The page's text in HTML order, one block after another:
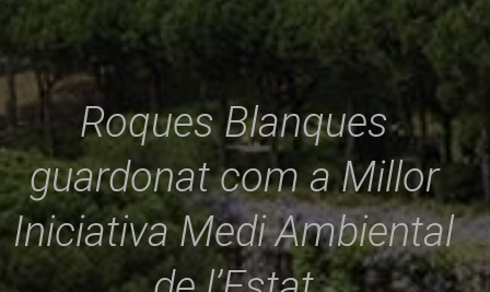
Roques Blanques
guardonat com a Millor
Iniciativa Medi Ambiental